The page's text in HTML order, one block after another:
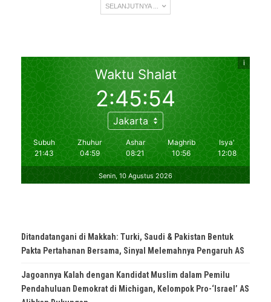
SELANJUTNYA ...
Ditandatangani di Makkah: Turki, Saudi & Pakistan Bentuk
Pakta Pertahanan Bersama, Sinyal Melemahnya Pengaruh AS
Jagoannya Kalah dengan Kandidat Muslim dalam Pemilu
Pendahuluan Demokrat di Michigan, Kelompok Pro-‘Israel’ AS